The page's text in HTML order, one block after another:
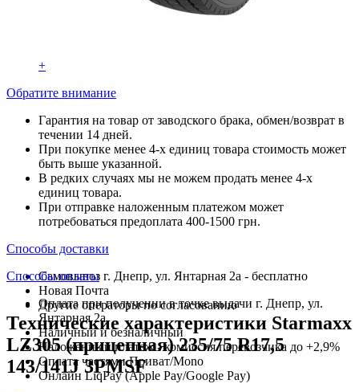
+
Обратите внимание
Гарантия на товар от заводского брака, обмен/возврат в
течении 14 дней.
При покупке менее 4-х единиц товара стоимость может
быть выше указанной.
В редких случаях мы не можем продать менее 4-х
единиц товара.
При отправке наложенным платежом может
потребоваться предоплата 400-1500 грн.
Способы доставки
Самовывоз г. Днепр, ул. Янтарная 2а - бесплатно
Новая Почта
Другие операторы по согласованию
Способы оплаты
Оплата при получении в точке выдачи г. Днепр, ул.
Янтарная 2а
Наличный и безналичный
Наложенный платеж - комиссия перевозчика до +2,9%
Оплата частями Приват/Mono
Онлайн LiqPay (Apple Pay/Google Pay)
Технические характеристики Starmaxx
LZ305 (прицепная) 235/75 R17,5
143/141J 3PMSF